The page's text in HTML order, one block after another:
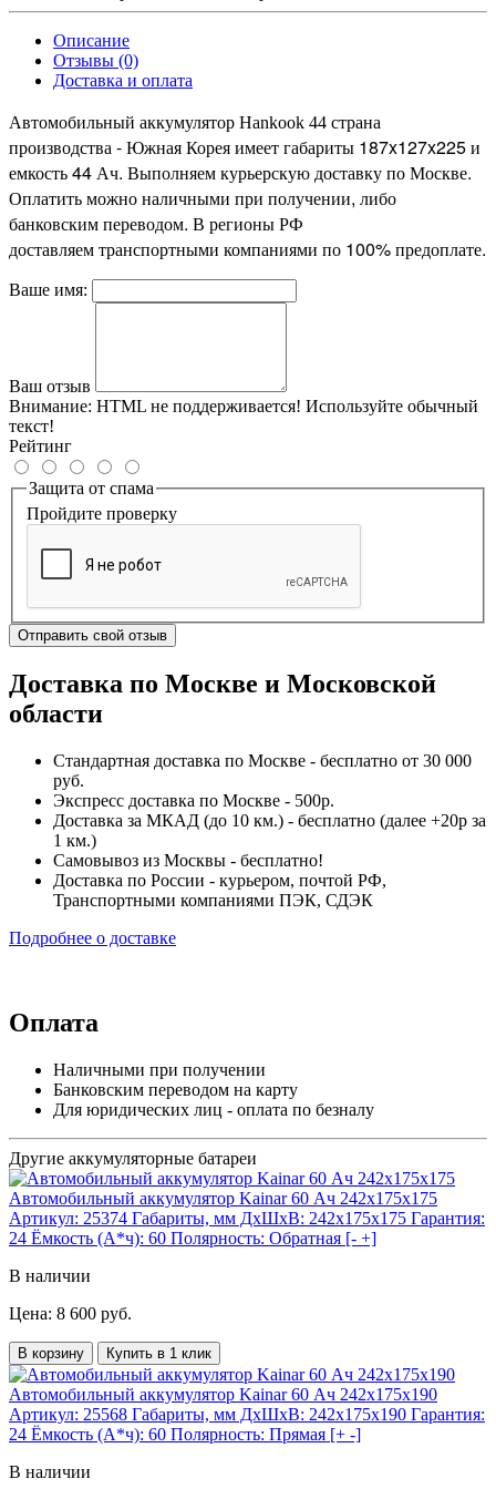
Описание
Отзывы (0)
Доставка и оплата
Автомобильный аккумулятор Hankook 44 страна
производства - Южная Корея имеет габариты 187x127x225 и
емкость 44 Ач. Выполняем курьерскую доставку по Москве.
Оплатить можно наличными при получении, либо
банковским переводом. В регионы РФ
доставляем транспортными компаниями по 100% предоплате.
Ваше имя:
Ваш отзыв
Внимание: HTML не поддерживается! Используйте обычный
текст!
Рейтинг
Защита от спама
Пройдите проверку
Отправить свой отзыв
Доставка по Москве и Московской
области
Стандартная доставка по Москве - бесплатно от 30 000
руб.
Экспресс доставка по Москве - 500р.
Доставка за МКАД (до 10 км.) - бесплатно (далее +20р за
1 км.)
Самовывоз из Москвы - бесплатно!
Доставка по России - курьером, почтой РФ,
Транспортными компаниями ПЭК, СДЭК
Подробнее о доставке
Оплата
Наличными при получении
Банковским переводом на карту
Для юридических лиц - оплата по безналу
Другие аккумуляторные батареи
Автомобильный аккумулятор Kainar 60 Ач 242x175x175
Артикул: 25374 Габариты, мм ДхШхВ: 242x175x175 Гарантия:
24 Ёмкость (А*ч): 60 Полярность: Обратная [- +]
В наличии
Цена: 8 600 руб.
В корзину Купить в 1 клик
Автомобильный аккумулятор Kainar 60 Ач 242x175x190
Артикул: 25568 Габариты, мм ДхШхВ: 242x175x190 Гарантия:
24 Ёмкость (А*ч): 60 Полярность: Прямая [+ -]
В наличии